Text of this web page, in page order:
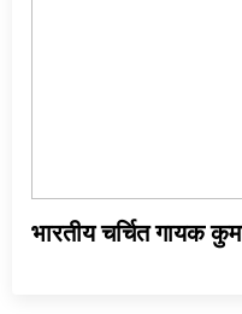
भारतीय चर्चित गायक